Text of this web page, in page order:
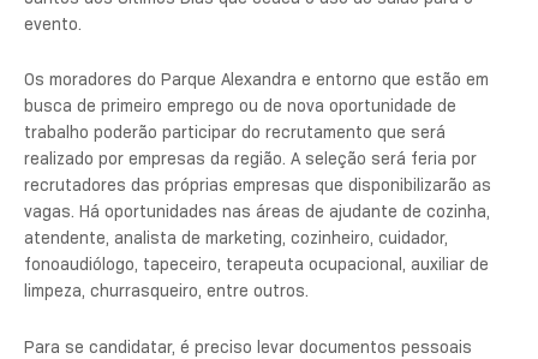
evento.
Os moradores do Parque Alexandra e entorno que estão em
busca de primeiro emprego ou de nova oportunidade de
trabalho poderão participar do recrutamento que será
realizado por empresas da região. A seleção será feria por
recrutadores das próprias empresas que disponibilizarão as
vagas. Há oportunidades nas áreas de ajudante de cozinha,
atendente, analista de marketing, cozinheiro, cuidador,
fonoaudiólogo, tapeceiro, terapeuta ocupacional, auxiliar de
limpeza, churrasqueiro, entre outros.
Para se candidatar, é preciso levar documentos pessoais